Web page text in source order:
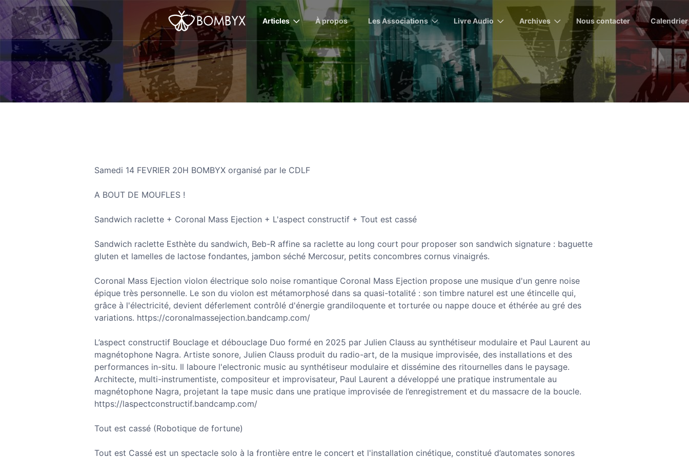
Articles À propos Les Associations Livre Audio Archives Nous contacter Calendrier
Samedi 14 FEVRIER 20H BOMBYX organisé par le CDLF
A BOUT DE MOUFLES !
Sandwich raclette + Coronal Mass Ejection + L'aspect constructif + Tout est cassé
Sandwich raclette Esthète du sandwich, Beb-R affine sa raclette au long court pour proposer son sandwich signature : baguette
gluten et lamelles de lactose fondantes, jambon séché Mercosur, petits concombres cornus vinaigrés.
Coronal Mass Ejection violon électrique solo noise romantique Coronal Mass Ejection propose une musique d'un genre noise
épique très personnelle. Le son du violon est métamorphosé dans sa quasi-totalité : son timbre naturel est une étincelle qui,
grâce à l'électricité, devient déferlement contrôlé d'énergie grandiloquente et torturée ou nappe douce et éthérée au gré des
variations. https://coronalmassejection.bandcamp.com/
L’aspect constructif Bouclage et débouclage Duo formé en 2025 par Julien Clauss au synthétiseur modulaire et Paul Laurent au
magnétophone Nagra. Artiste sonore, Julien Clauss produit du radio-art, de la musique improvisée, des installations et des
performances in-situ. Il laboure l'electronic music au synthétiseur modulaire et dissémine des ritournelles dans le paysage.
Architecte, multi-instrumentiste, compositeur et improvisateur, Paul Laurent a développé une pratique instrumentale au
magnétophone Nagra, projetant la tape music dans une pratique improvisée de l’enregistrement et du massacre de la boucle.
https://laspectconstructif.bandcamp.com/
Tout est cassé (Robotique de fortune)
Tout est Cassé est un spectacle solo à la frontière entre le concert et l'installation cinétique, constitué d’automates sonores